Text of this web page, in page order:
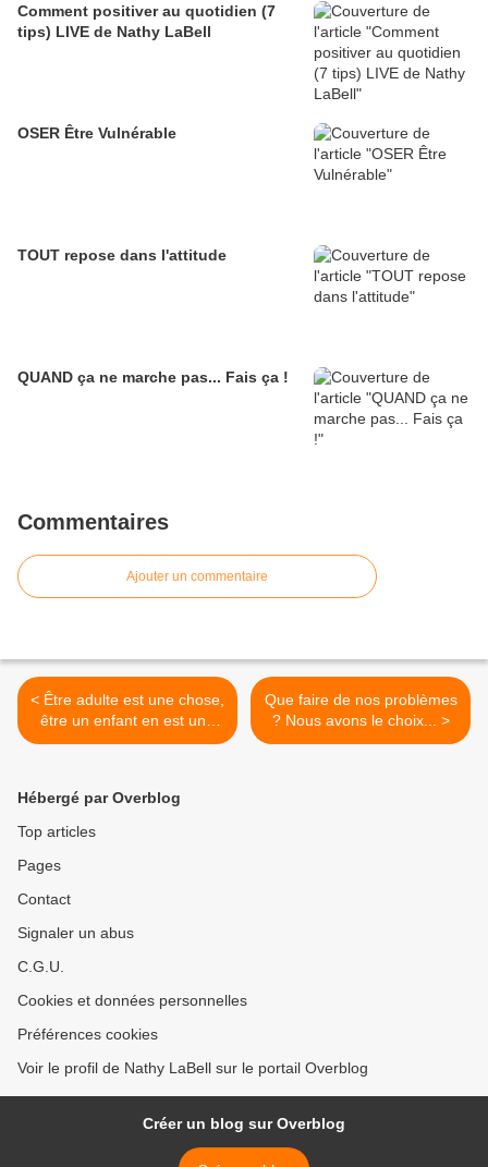
Comment positiver au quotidien (7
tips) LIVE de Nathy LaBell
OSER Être Vulnérable
TOUT repose dans l'attitude
QUAND ça ne marche pas... Fais ça !
Commentaires
Ajouter un commentaire
< Être adulte est une chose,
être un enfant en est une
autre...
Que faire de nos problèmes
? Nous avons le choix... >
Hébergé par Overblog
Top articles
Pages
Contact
Signaler un abus
C.G.U.
Cookies et données personnelles
Préférences cookies
Voir le profil de Nathy LaBell sur le portail Overblog
Créer un blog sur Overblog